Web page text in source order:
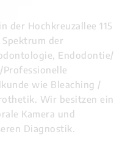
der Hochkreuzallee 115
der
Endodontie/
Professionelle
wie Bleaching /
Wir besitzen ein
Kamera und
Diagnostik.